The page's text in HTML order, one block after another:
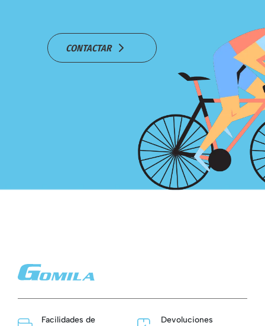
CONTACTAR
Facilidades de
Devoluciones